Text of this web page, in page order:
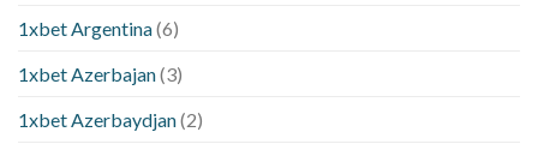
1xbet Argentina(6)
1xbet Azerbajan(3)
1xbet Azerbaydjan(2)